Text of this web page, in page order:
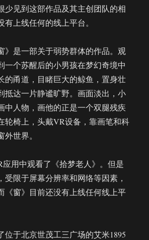
少见到这部作品及其主创团队的相
有上线任何的线上平台。
》是一部关于弱势群体的作品。观
一个苏醒后的小男孩在梦幻奇境中
的甬道，目睹巨大的鲸鱼，置身壮
抵达一片静谧旷野。画面淡出，小
中人物，画他的正是一个双腿残疾
轮椅上，头戴VR设备，靠画笔和科
世界。
应用中观看了《拾梦老人》。但是
受限于屏幕分辨率和网络等因素，
《窗》目前还没有上线任何线上平
位于北京世茂工三广场的艾米1895